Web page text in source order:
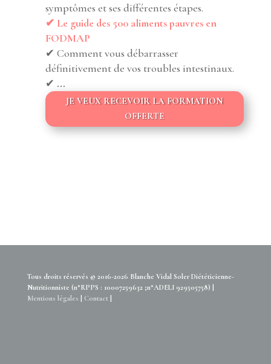
symptômes et ses différentes étapes.
✔ Le guide des 500 aliments pauvres en
FODMAP
✔ Comment vous débarrasser
définitivement de vos troubles intestinaux.
✔ ...
JE VEUX RECEVOIR LA FORMATION
OFFERTE
Tous droits réservés © 2016-2026 Blanche Vidal Soler Diététicienne-
Nutritionniste (n°RPPS : 10007259632 ;n°ADELI 929505758) |
Mentions légales | Contact|